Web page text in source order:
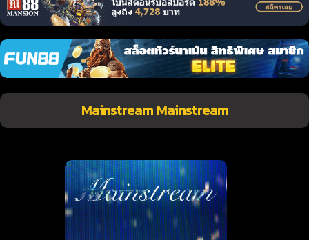
Mainstream Mainstream